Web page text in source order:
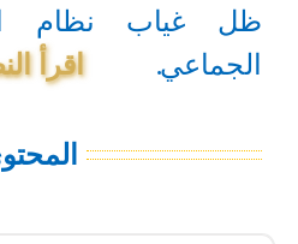
ظل غياب نظام
الجماعي.
اقرأ